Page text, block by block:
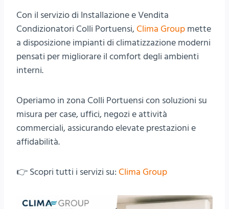
Con il servizio di Installazione e Vendita
Condizionatori Colli Portuensi,Clima Group mette
a disposizione impianti di climatizzazione moderni
pensati per migliorare il comfort degli ambienti
interni.
Operiamo in zona Colli Portuensi con soluzioni su
misura per case, uffici, negozi e attività
commerciali, assicurando elevate prestazioni e
affidabilità.
👉 Scopri tutti i servizi su: Clima Group